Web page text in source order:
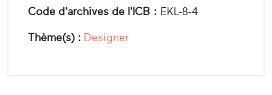
Code d'archives de l'ICB : EKL-8-4
Thème(s) : Designer